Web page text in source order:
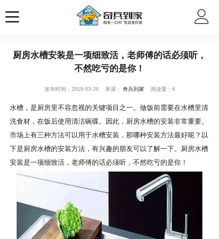
厨房水槽安装是一项细致活，老师傅的话必须听，
不然吃亏的是你！
发布时间：2019-03-26 来源： 奇兵到家 阅读量：6
水槽，是厨房里不容忽视的关键项目之一。做饭前需要在水槽里清
洗食材，在饭后使用清洁碗碟。因此，厨房水槽的安装非常重要。
市场上有三种方法可以用于水槽安装，那哪种安装方法最好呢？以
下是厨房水槽的安装方法，有兴趣的朋友可以了解一下。厨房水槽
安装是一项细致活，老师傅的话必须听，不然吃亏的是你！